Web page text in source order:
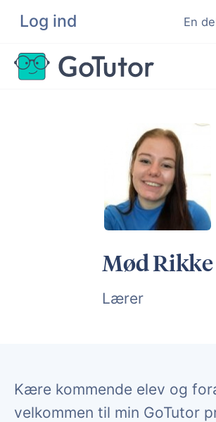
Log ind En
Søg
Hjælp til ordblinde
Kundeudtalelser
Undervisere
Mød Rikke
Lærer
Kære kommende elev og
velkommen til min GoTutor